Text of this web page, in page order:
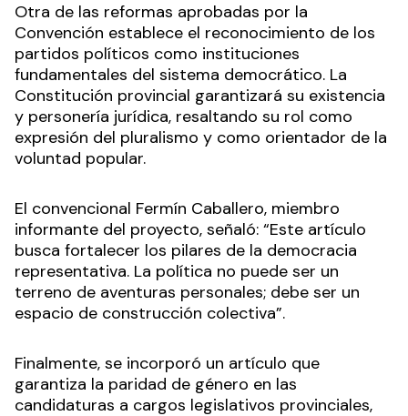
Otra de las reformas aprobadas por la
Convención establece el reconocimiento de los
partidos políticos como instituciones
fundamentales del sistema democrático. La
Constitución provincial garantizará su existencia
y personería jurídica, resaltando su rol como
expresión del pluralismo y como orientador de la
voluntad popular.
El convencional Fermín Caballero, miembro
informante del proyecto, señaló: “Este artículo
busca fortalecer los pilares de la democracia
representativa. La política no puede ser un
terreno de aventuras personales; debe ser un
espacio de construcción colectiva”.
Finalmente, se incorporó un artículo que
garantiza la paridad de género en las
candidaturas a cargos legislativos provinciales,